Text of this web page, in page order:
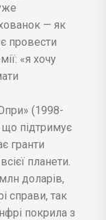
— як
провести
«я хочу
(1998-
що підтримує
гранти
планети.
доларів,
справи, так
покрила з